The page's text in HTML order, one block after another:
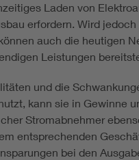
Laden von
erfordern. Wird jedoch
auch die heutigen
Leistungen
und die
kann sie in Gewinne
Stromabnehmer
entsprechenden
bei den